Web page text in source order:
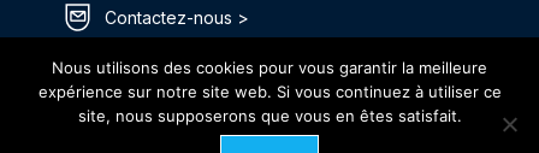
Contactez-nous >
Itinéraire >
Nous utilisons des cookies pour vous garantir la meilleure
expérience sur notre site web. Si vous continuez à utiliser ce
site, nous supposerons que vous en êtes satisfait.